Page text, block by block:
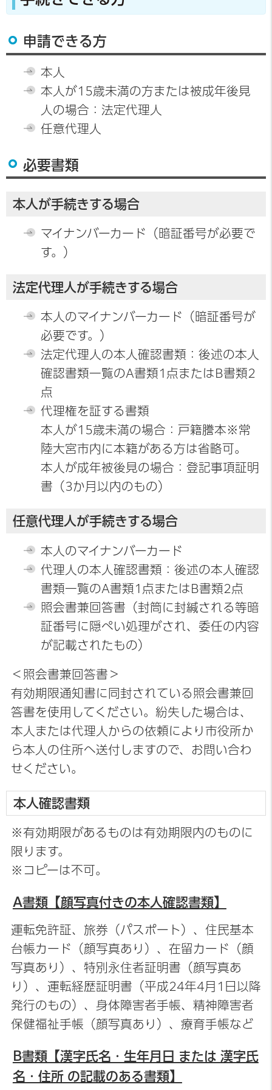
申請できる方
本人
本人が15歳未満の方または被成年後見
人の場合：法定代理人
任意代理人
必要書類
本人が手続きする場合
マイナンバーカード（暗証番号が必要で
す。）
法定代理人が手続きする場合
本人のマイナンバーカード（暗証番号が
必要です。）
法定代理人の本人確認書類：後述の本人
確認書類一覧のA書類1点またはB書類2
点
代理権を証する書類
本人が15歳未満の場合：戸籍謄本※常
陸大宮市内に本籍がある方は省略可。
本人が成年被後見の場合：登記事項証明
書（3か月以内のもの）
任意代理人が手続きする場合
本人のマイナンバーカード
代理人の本人確認書類：後述の本人確認
書類一覧のA書類1点またはB書類2点
照会書兼回答書（封筒に封緘される等暗
証番号に隠ぺい処理がされ、委任の内容
が記載されたもの）
＜照会書兼回答書＞
有効期限通知書に同封されている照会書兼回
答書を使用してください。紛失した場合は、
本人または代理人からの依頼により市役所か
ら本人の住所へ送付しますので、お問い合わ
せください。
本人確認書類
※有効期限があるものは有効期限内のものに
限ります。
※コピーは不可。
A書類【顔写真付きの本人確認書類】
運転免許証、旅券（パスポート）、住民基本
台帳カード（顔写真あり）、在留カード（顔
写真あり）、特別永住者証明書（顔写真あ
り）、運転経歴証明書（平成24年4月1日以降
発行のもの）、身体障害者手帳、精神障害者
保健福祉手帳（顔写真あり）、療育手帳など
B書類【漢字氏名・生年月日 または 漢字氏
名・住所 の記載のある書類】